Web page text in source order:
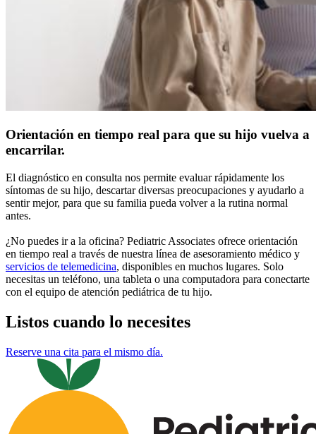
Orientación en tiempo real para que su hijo vuelva a
encarrilar.
El diagnóstico en consulta nos permite evaluar rápidamente los
síntomas de su hijo, descartar diversas preocupaciones y ayudarlo a
sentir mejor, para que su familia pueda volver a la rutina normal
antes.
¿No puedes ir a la oficina? Pediatric Associates ofrece orientación
en tiempo real a través de nuestra línea de asesoramiento médico y
servicios de telemedicina, disponibles en muchos lugares. Solo
necesitas un teléfono, una tableta o una computadora para conectarte
con el equipo de atención pediátrica de tu hijo.
Listos cuando lo necesites
Reserve una cita para el mismo día.